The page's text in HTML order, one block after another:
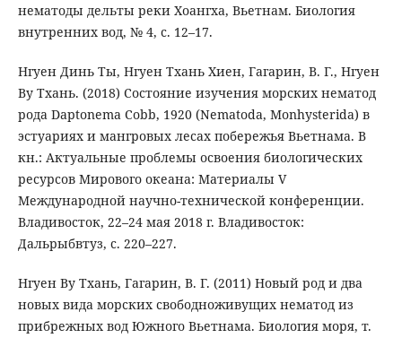
нематоды дельты реки Хоангха, Вьетнам. Биология
внутренних вод, № 4, с. 12–17.
Нгуен Динь Ты, Нгуен Тхань Хиен, Гагарин, В. Г., Нгуен
Ву Тхань. (2018) Состояние изучения морских нематод
рода Daptonema Cobb, 1920 (Nematoda, Monhysterida) в
эстуариях и мангровых лесах побережья Вьетнама. В
кн.: Актуальные проблемы освоения биологических
ресурсов Мирового океана: Материалы V
Международной научно-технической конференции.
Владивосток, 22–24 мая 2018 г. Владивосток:
Дальрыбвтуз, с. 220–227.
Нгуен Ву Тхань, Гагарин, В. Г. (2011) Новый род и два
новых вида морских свободноживущих нематод из
прибрежных вод Южного Вьетнама. Биология моря, т.